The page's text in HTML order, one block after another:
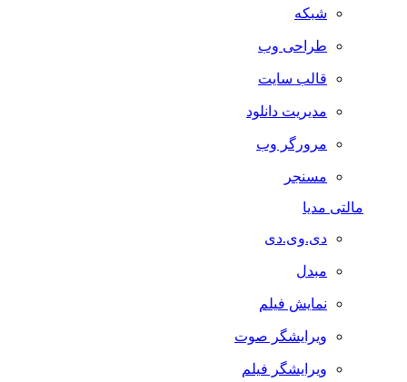
شبکه
طراحی وب
قالب سایت
مدیریت دانلود
مرورگر وب
مسنجر
مالتی مدیا
دی.وی.دی
مبدل
نمایش فیلم
ویرایشگر صوت
ویرایشگر فیلم